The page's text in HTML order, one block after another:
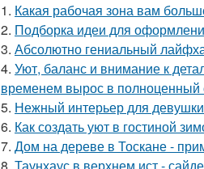
1. Какая рабочая зона вам
2. Подборка идеи для
3. Абсолютно гениальный
4. Уют, баланс и внимание к
временем вырос в
5. Нежный интерьер для
6. Как создать уют в гостиной
7. Дом на дереве в Тоскане -